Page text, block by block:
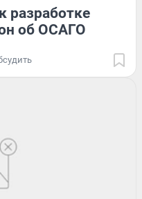
разработке
об ОСАГО